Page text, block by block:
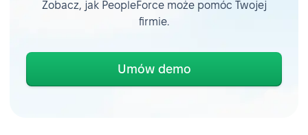
Zobacz, jak PeopleForce może pomóc Twojej
firmie.
Umów demo